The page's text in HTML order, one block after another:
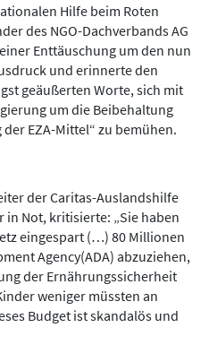
Hilfe beim Roten
des NGO-Dachverbands AG
Enttäuschung um den nun
und erinnerte den
geäußerten Worte, sich mit
um die Beibehaltung
EZA-Mittel“ zu bemühen.
der Caritas-Auslandshilfe
in Not, kritisierte: „Sie haben
eingespart (…) 80 Millionen
Agency(ADA) abzuziehen,
der Ernährungssicherheit
weniger müssten an
Budget ist skandalös und